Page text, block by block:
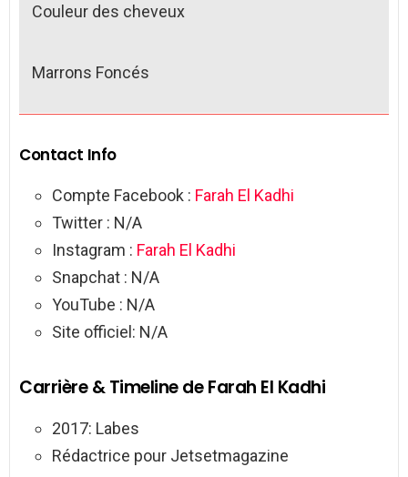
Couleur des cheveux
Marrons Foncés
Contact Info
Compte Facebook : Farah El Kadhi
Twitter : N/A
Instagram : Farah El Kadhi
Snapchat : N/A
YouTube : N/A
Site officiel: N/A
Carrière & Timeline de Farah El Kadhi
2017: Labes
Rédactrice pour Jetsetmagazine